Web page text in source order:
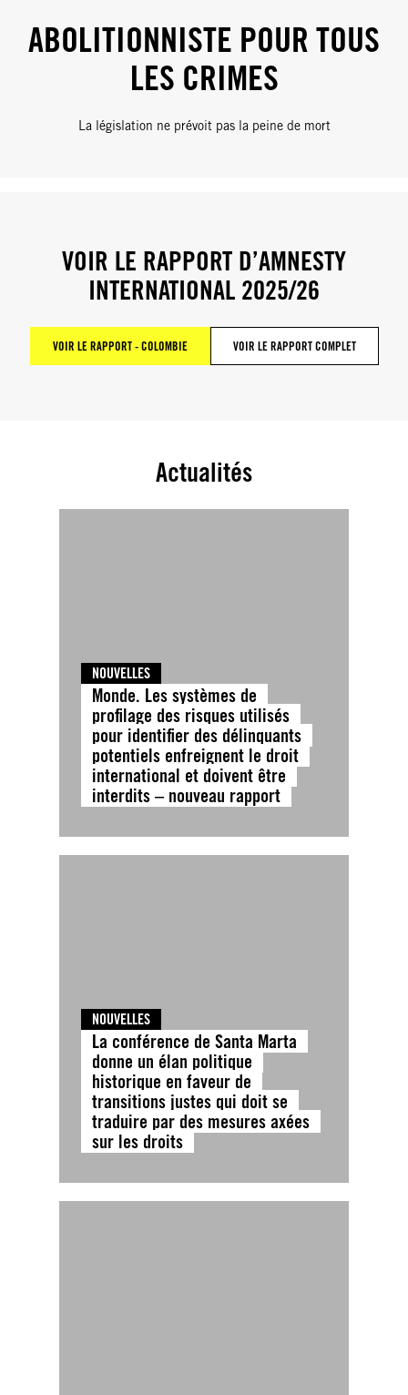
ABOLITIONNISTE POUR TOUS
LES CRIMES
La législation ne prévoit pas la peine de mort
VOIR LE RAPPORT D’AMNESTY
INTERNATIONAL 2025/26
VOIR LE RAPPORT - COLOMBIE VOIR LE RAPPORT COMPLET
Actualités
NOUVELLES
Monde. Les systèmes de
profilage des risques utilisés
pour identifier des délinquants
potentiels enfreignent le droit
international et doivent être
interdits – nouveau rapport
NOUVELLES
La conférence de Santa Marta
donne un élan politique
historique en faveur de
transitions justes qui doit se
traduire par des mesures axées
sur les droits